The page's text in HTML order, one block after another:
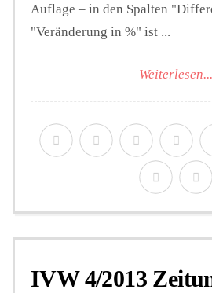
Auflage – in den Spalten
"Veränderung in %" ist ...
Weiterlesen...
IVW 4/2013